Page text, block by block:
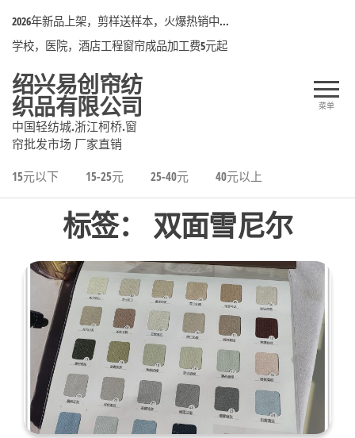
容
2026年新品上架，剪样送样本，火爆热销中...
学校，医院，酒店工程窗帘成品加工费5元起
绍兴易创帘纺
织品有限公司
中国轻纺城.浙江柯桥.窗
帘批发市场 厂家直销
菜单
15元以下 15-25元 25-40元 40元以上
标签： 双面雪尼尔